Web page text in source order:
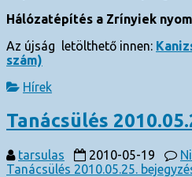
Hálózatépítés a Zrínyiek
Az újság letölthető innen:
szám)
Hírek
Tanácsülés
tarsulas 2010-05-19
Tanácsülés 2010.05.25.